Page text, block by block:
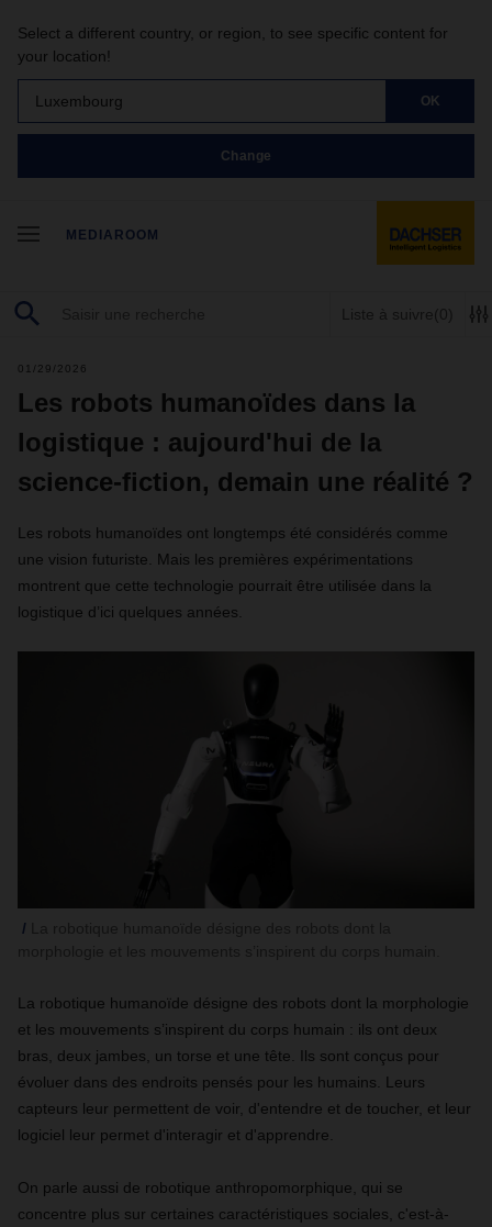
Select a different country, or region, to see specific content for
your location!
Luxembourg OK
Change
MEDIAROOM
Liste à suivre(0)
01/29/2026
Les robots humanoïdes dans la
logistique : aujourd'hui de la
science-fiction, demain une réalité ?
Les robots humanoïdes ont longtemps été considérés comme
une vision futuriste. Mais les premières expérimentations
montrent que cette technologie pourrait être utilisée dans la
logistique d’ici quelques années.
La robotique humanoïde désigne des robots dont la morphologie
et les mouvements s’inspirent du corps humain : ils ont deux
bras, deux jambes, un torse et une tête. Ils sont conçus pour
évoluer dans des endroits pensés pour les humains. Leurs
capteurs leur permettent de voir, d'entendre et de toucher, et leur
logiciel leur permet d'interagir et d'apprendre.
On parle aussi de robotique anthropomorphique, qui se
concentre plus sur certaines caractéristiques sociales, c'est-à-